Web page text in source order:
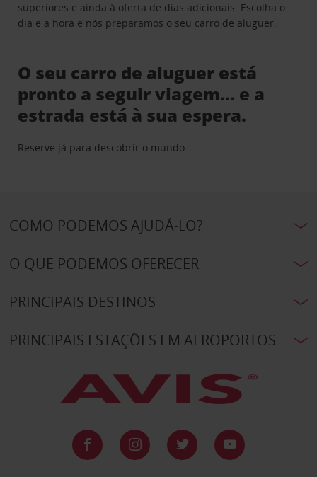
superiores e ainda à oferta de dias adicionais. Escolha o
dia e a hora e nós preparamos o seu carro de aluguer.
O seu carro de aluguer está
pronto a seguir viagem… e a
estrada está à sua espera.
Reserve já para descobrir o mundo.
COMO PODEMOS AJUDÁ-LO?
O QUE PODEMOS OFERECER
PRINCIPAIS DESTINOS
PRINCIPAIS ESTAÇÕES EM AEROPORTOS